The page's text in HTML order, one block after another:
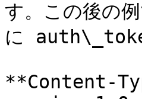
す。この後の
に
**Content-